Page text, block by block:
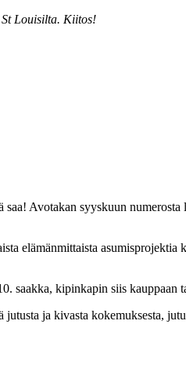
Louisilta. Kiitos!
Avotakan syyskuun
elämänmittaista
saakka, kipinkapin siis kauppaan
jutusta ja kivasta kokemuksesta,